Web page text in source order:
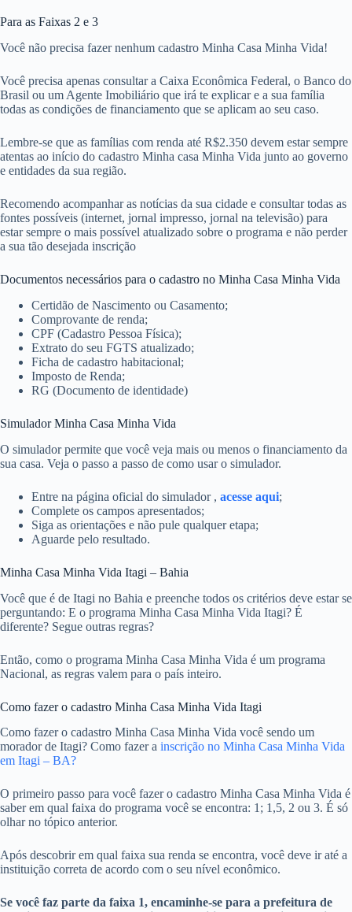
Para as Faixas 2 e 3
Você não precisa fazer nenhum cadastro Minha Casa Minha Vida!
Você precisa apenas consultar a Caixa Econômica Federal, o Banco do
Brasil ou um Agente Imobiliário que irá te explicar e a sua família
todas as condições de financiamento que se aplicam ao seu caso.
Lembre-se que as famílias com renda até R$2.350 devem estar sempre
atentas ao início do cadastro Minha casa Minha Vida junto ao governo
e entidades da sua região.
Recomendo acompanhar as notícias da sua cidade e consultar todas as
fontes possíveis (internet, jornal impresso, jornal na televisão) para
estar sempre o mais possível atualizado sobre o programa e não perder
a sua tão desejada inscrição
Documentos necessários para o cadastro no Minha Casa Minha Vida
Certidão de Nascimento ou Casamento;
Comprovante de renda;
CPF (Cadastro Pessoa Física);
Extrato do seu FGTS atualizado;
Ficha de cadastro habitacional;
Imposto de Renda;
RG (Documento de identidade)
Simulador Minha Casa Minha Vida
O simulador permite que você veja mais ou menos o financiamento da
sua casa. Veja o passo a passo de como usar o simulador.
Entre na página oficial do simulador , acesse aqui;
Complete os campos apresentados;
Siga as orientações e não pule qualquer etapa;
Aguarde pelo resultado.
Minha Casa Minha Vida Itagi – Bahia
Você que é de Itagi no Bahia e preenche todos os critérios deve estar se
perguntando: E o programa Minha Casa Minha Vida Itagi? É
diferente? Segue outras regras?
Então, como o programa Minha Casa Minha Vida é um programa
Nacional, as regras valem para o país inteiro.
Como fazer o cadastro Minha Casa Minha Vida Itagi
Como fazer o cadastro Minha Casa Minha Vida você sendo um
morador de Itagi? Como fazer a inscrição no Minha Casa Minha Vida
em Itagi – BA?
O primeiro passo para você fazer o cadastro Minha Casa Minha Vida é
saber em qual faixa do programa você se encontra: 1; 1,5, 2 ou 3. É só
olhar no tópico anterior.
Após descobrir em qual faixa sua renda se encontra, você deve ir até a
instituição correta de acordo com o seu nível econômico.
Se você faz parte da faixa 1, encaminhe-se para a prefeitura de